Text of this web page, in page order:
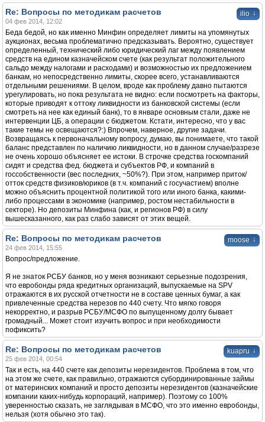
ilio ↓
Re: Вопросы по методикам расчетов
04 фев 2014, 12:02
Беда бедой, но как именно Минфин определяет лимиты на упомянутых
аукционах, весьма проблематично предсказывать. Вероятно, существует
определенный, технический либо юридический лаг между появлением
средств на едином казначейском счете (как результат положительного
сальдо между налогами и расходами) и возможностью их предложением
банкам, но непосредственно лимиты, скорее всего, устанавливаются
отдельными решениями. В целом, вроде как проблему давно пытаются
урегулировать, но пока результата не видно: если посмотреть на факторы,
которые приводят к оттоку ликвидности из банковской системы (если
смотреть на нее как единый банк), то в январе основным стали, даже не
интервенции ЦБ, а операции с бюджетом. Кстати, интересно, что у вас
такие темы не освещаются?:) Впрочем, наверное, другие задачи.
Возвращаясь к первоначальному вопросу, думаю, вы понимаете, что такой
баланс представлен по наличию ликвидности, но в данном случае/разрезе
не очень хорошо объясняет ее истоки. В строчке средства госкомпаний
сидят и средства фед. бюджета и субъектов РФ, и компаний в
госсобственности (вес последних, ~50%?). При этом, например приток/
отток средств физиков/юриков (в т.ч. компаний с госучастием) вполне
можно объяснить процентной политикой того или иного банка, какими-
либо процессами в экономике (например, ростом нестабильности в
секторе). Но депозиты Минфина (как, и регионов РФ) в силу
вышесказанного, как раз слабо зависят от этих вещей.
moose ↓
Re: Вопросы по методикам расчетов
24 фев 2014, 15:55
Вопрос/предложение.
Я не знаток РСБУ банков, но у меня возникают серьезные подозрения,
что евробонды ряда кредитных организаций, выпускаемые на SPV
отражаются в их русской отчетности не в составе ценных бумаг, а как
привлеченные средства нерезов по 440 счету. Что мягко говоря
некорректно, и разрыв РСБУ/МСФО по выпущенному долгу бывает
громадный... Может стоит изучить вопрос и при необходимости
пофиксить?
kuapru ↓
Re: Вопросы по методикам расчетов
25 фев 2014, 00:54
Так и есть, на 440 счете как депозиты нерезидентов. Проблема в том, что
на этом же счете, как правильно, отражаются субординированные займы
от материнских компаний и просто депозиты нерезидентов (казначейские
компании каких-нибудь корпораций, например). Поэтому со 100%
уверенностью сказать, не заглядывая в МСФО, что это именно евробонды,
нельзя (хотя обычно это так).